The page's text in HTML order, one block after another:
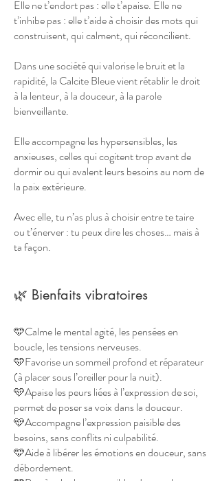
Elle ne t’endort pas : elle t’apaise. Elle ne
t’inhibe pas : elle t’aide à choisir des mots qui
construisent, qui calment, qui réconcilient.
Dans une société qui valorise le bruit et la
rapidité, la Calcite Bleue vient rétablir le droit
à la lenteur, à la douceur, à la parole
bienveillante.
Elle accompagne les hypersensibles, les
anxieuses, celles qui cogitent trop avant de
dormir ou qui avalent leurs besoins au nom de
la paix extérieure.
Avec elle, tu n’as plus à choisir entre te taire
ou t’énerver : tu peux dire les choses… mais à
ta façon.
🌿 Bienfaits vibratoires
🩵Calme le mental agité, les pensées en
boucle, les tensions nerveuses.
🩵Favorise un sommeil profond et réparateur
(à placer sous l’oreiller pour la nuit).
🩵Apaise les peurs liées à l’expression de soi,
permet de poser sa voix dans la douceur.
🩵Accompagne l’expression paisible des
besoins, sans conflits ni culpabilité.
🩵Aide à libérer les émotions en douceur, sans
débordement.